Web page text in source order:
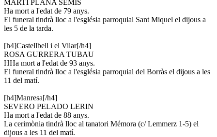
MARTÍ PLANA SEMÍS
Ha mort a l'edat de 79 anys.
El funeral tindrà lloc a l'església parroquial Sant Miquel el dijous a
les 5 de la tarda.
[h4]Castellbell i el Vilar[/h4]
ROSA GURRERA TUBAU
HHa mort a l'edat de 93 anys.
El funeral tindrà lloc a l'església parroquial del Borràs el dijous a les
11 del matí.
[h4]Manresa[/h4]
SEVERO PELADO LERIN
Ha mort a l'edat de 88 anys.
La cerimònia tindrà lloc al tanatori Mémora (c/ Lemmerz 1-5) el
dijous a les 11 del matí.